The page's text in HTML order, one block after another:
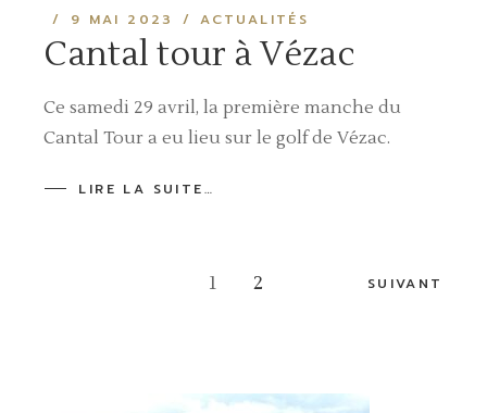
9 MAI 2023 ACTUALITÉS
Cantal tour à Vézac
Ce samedi 29 avril, la première manche du
Cantal Tour a eu lieu sur le golf de Vézac.
LIRE LA SUITE…
Pagination
1 2 SUIVANT